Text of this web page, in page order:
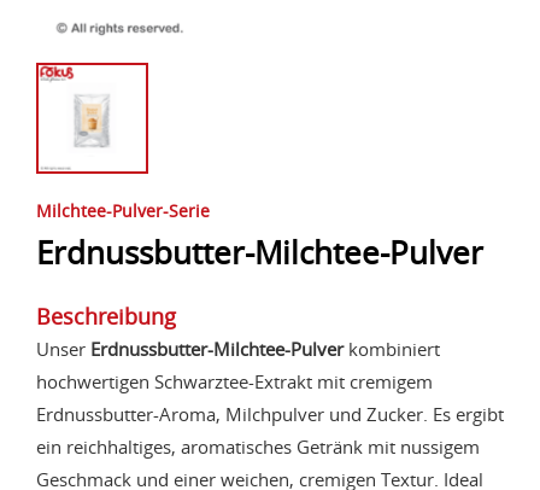
Milchtee-Pulver-Serie
Erdnussbutter-Milchtee-Pulver
Beschreibung
Unser Erdnussbutter-Milchtee-Pulverkombiniert
hochwertigen Schwarztee-Extrakt mit cremigem
Erdnussbutter-Aroma, Milchpulver und Zucker. Es ergibt
ein reichhaltiges, aromatisches Getränk mit nussigem
Geschmack und einer weichen, cremigen Textur. Ideal